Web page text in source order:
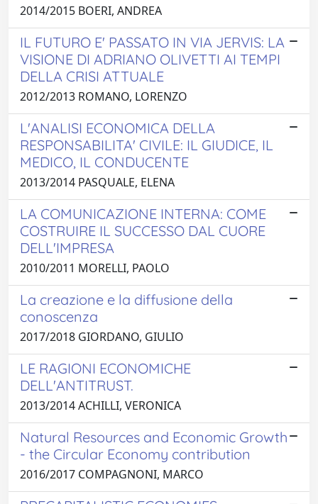
2014/2015 BOERI, ANDREA
IL FUTURO E' PASSATO IN VIA JERVIS: LA
VISIONE DI ADRIANO OLIVETTI AI TEMPI
DELLA CRISI ATTUALE
2012/2013 ROMANO, LORENZO
L'ANALISI ECONOMICA DELLA
RESPONSABILITA' CIVILE: IL GIUDICE, IL
MEDICO, IL CONDUCENTE
2013/2014 PASQUALE, ELENA
LA COMUNICAZIONE INTERNA: COME
COSTRUIRE IL SUCCESSO DAL CUORE
DELL'IMPRESA
2010/2011 MORELLI, PAOLO
La creazione e la diffusione della
conoscenza
2017/2018 GIORDANO, GIULIO
LE RAGIONI ECONOMICHE
DELL'ANTITRUST.
2013/2014 ACHILLI, VERONICA
Natural Resources and Economic Growth
- the Circular Economy contribution
2016/2017 COMPAGNONI, MARCO